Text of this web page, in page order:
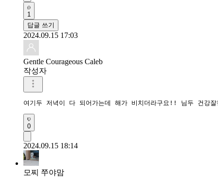
1
답글 쓰기
2024.09.15 17:03
Gentle Courageous Caleb
작성자
여기두 저녁이 다 되어가는데 해가 비치더라구요!! 님두 건강잘
0
2024.09.15 18:14
모찌 쭈야맘